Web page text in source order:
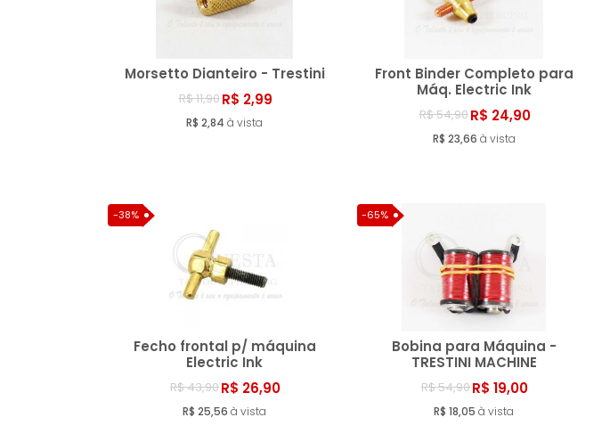
Morsetto Dianteiro - Trestini
R$ 11,90R$ 2,99
R$ 2,84 à vista
Comprar
Front Binder Completo para
Máq. Electric Ink
R$ 54,90R$ 24,90
R$ 23,66 à vista
Comprar
-38%
Fecho frontal p/ máquina
Electric Ink
R$ 43,90R$ 26,90
R$ 25,56 à vista
Comprar
-65%
Bobina para Máquina -
TRESTINI MACHINE
R$ 54,90R$ 19,00
R$ 18,05 à vista
Comprar